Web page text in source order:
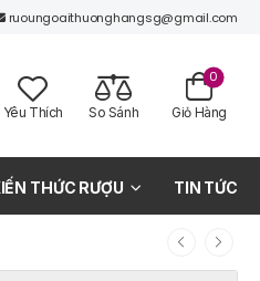
ruoungoaithuonghangsg@gmail.com
Yêu Thích So Sánh Giỏ Hàng
0
THỨC RƯỢU TIN TỨC